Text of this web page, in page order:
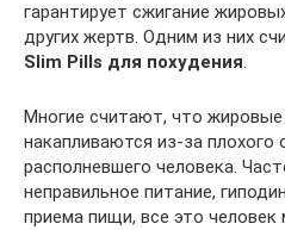
гарантирует сжигание
других жертв. Одним из них
Slim Pills для похудения.
Многие считают, что
накапливаются из-за плохого
располневшего человека.
неправильное питание,
приема пищи, все это